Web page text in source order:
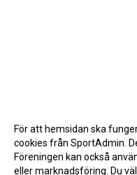
För att hemsidan ska
cookies från SportAdmin.
Föreningen kan också
eller marknadsföring. Du